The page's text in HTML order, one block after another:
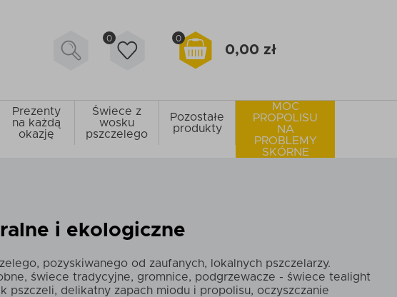
0 0
0,00 zł
Prezenty
na każdą
okazję
Świece z
wosku
pszczelego
Pozostałe
produkty
MOC
PROPOLISU
NA
PROBLEMY
SKÓRNE
i ekologiczne
pozyskiwanego od zaufanych, lokalnych pszczelarzy.
świece tradycyjne, gromnice, podgrzewacze - świece tealight
pszczeli, delikatny zapach miodu i propolisu, oczyszczanie